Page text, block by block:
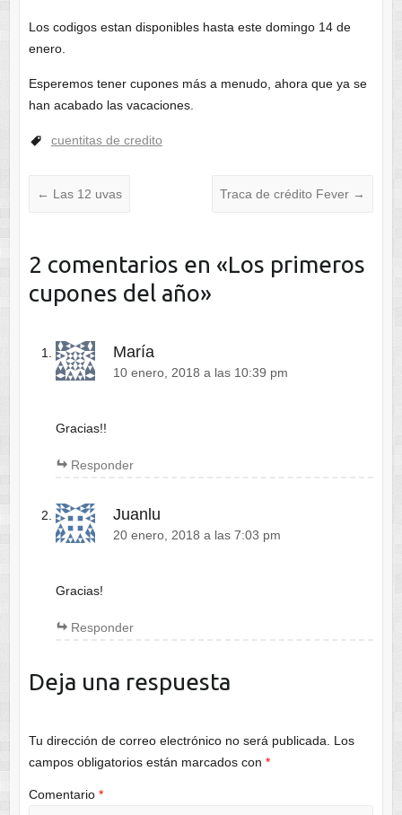
Los codigos estan disponibles hasta este domingo 14 de
enero.
Esperemos tener cupones más a menudo, ahora que ya se
han acabado las vacaciones.
cuentitas de credito
← Las 12 uvas Traca de crédito Fever →
2 comentarios en «Los primeros
cupones del año»
María
10 enero, 2018 a las 10:39 pm
Gracias!!
Responder
Juanlu
20 enero, 2018 a las 7:03 pm
Gracias!
Responder
Deja una respuesta
Tu dirección de correo electrónico no será publicada.
Los
campos obligatorios están marcados con *
Comentario *